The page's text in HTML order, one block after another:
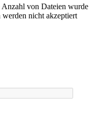
Anzahl von Dateien wurde
nicht akzeptiert